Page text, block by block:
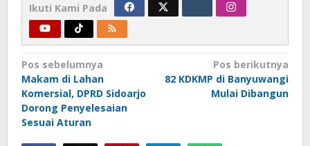
Ikuti Kami Pada
Navigasi
pos
Pos sebelumnya
Makam di Lahan
Komersial, DPRD Sidoarjo
Dorong Penyelesaian
Sesuai Aturan
Pos berikutnya
82 KDKMP di Banyuwangi
Mulai Dibangun